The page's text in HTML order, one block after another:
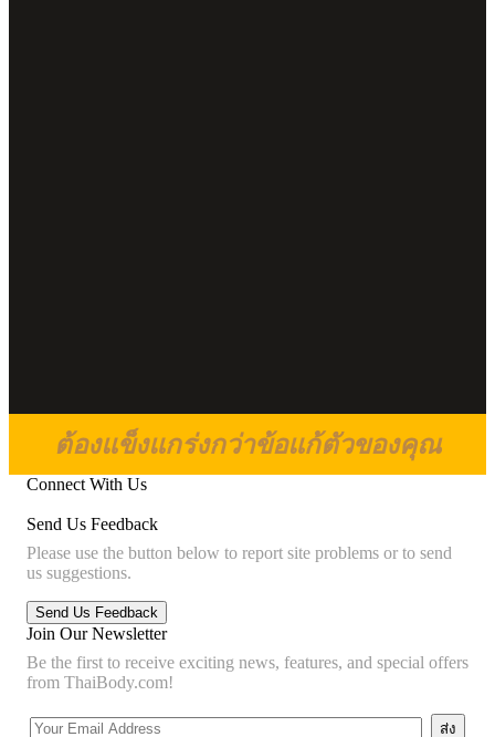
ต้องแข็งแกร่งกว่าข้อแก้ตัวของคุณ
Connect With Us
Send Us Feedback
Please use the button below to report site problems or to send
us suggestions.
Join Our Newsletter
Be the first to receive exciting news, features, and special offers
from ThaiBody.com!